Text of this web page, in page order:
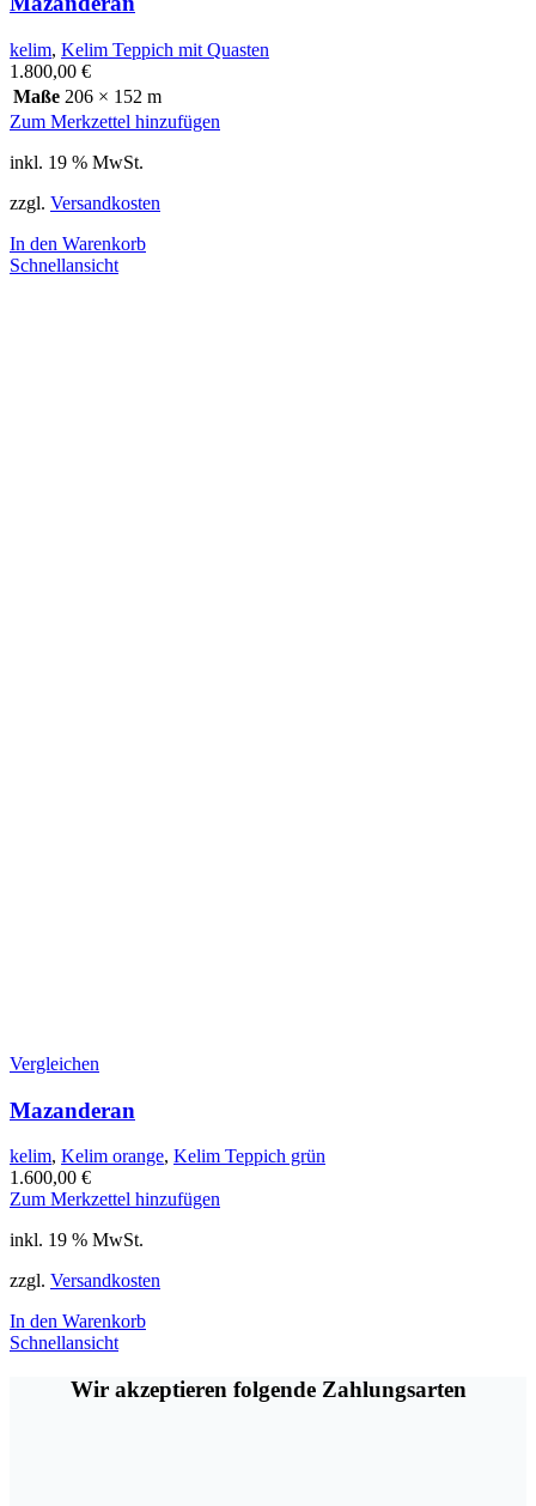
kelim, Kelim Teppich mit Quasten
1.800,00 €
Maße 206 × 152 m
Zum Merkzettel hinzufügen
inkl. 19 % MwSt.
zzgl. Versandkosten
In den Warenkorb
Schnellansicht
Vergleichen
Mazanderan
kelim, Kelim orange, Kelim Teppich grün
1.600,00 €
Zum Merkzettel hinzufügen
inkl. 19 % MwSt.
zzgl. Versandkosten
In den Warenkorb
Schnellansicht
Wir akzeptieren folgende Zahlungsarten